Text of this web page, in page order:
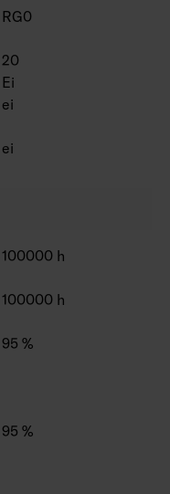
RG0
20
Ei
ei
ei
100000 h
100000 h
95 %
95 %